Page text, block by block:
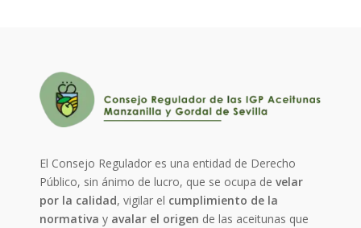
El Consejo Regulador es una entidad de Derecho
Público, sin ánimo de lucro, que se ocupa develar
por la calidad, vigilar el cumplimiento de la
normativa y avalar el origen de las aceitunas que